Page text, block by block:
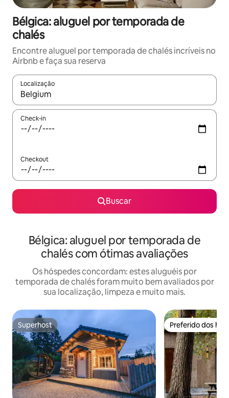
Bélgica: aluguel por temporada de
chalés
Encontre aluguel por temporada de chalés incríveis no
Airbnb e faça sua reserva
Localização
Quando os resultados estiverem disponíveis, explore-os
Check-in
Checkout
Buscar
Bélgica: aluguel por temporada de
chalés com ótimas avaliações
Os hóspedes concordam: estes aluguéis por
temporada de chalés foram muito bem avaliados por
sua localização, limpeza e muito mais.
Superhost
Superhost Preferido dos
Preferido dos